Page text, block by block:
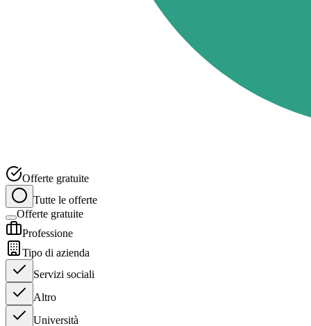
Offerte gratuite
Tutte le offerte
Offerte gratuite
Professione
Tipo di azienda
Servizi sociali
Altro
Università